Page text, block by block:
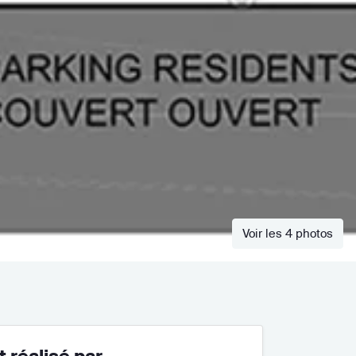
Voir les 4 photos